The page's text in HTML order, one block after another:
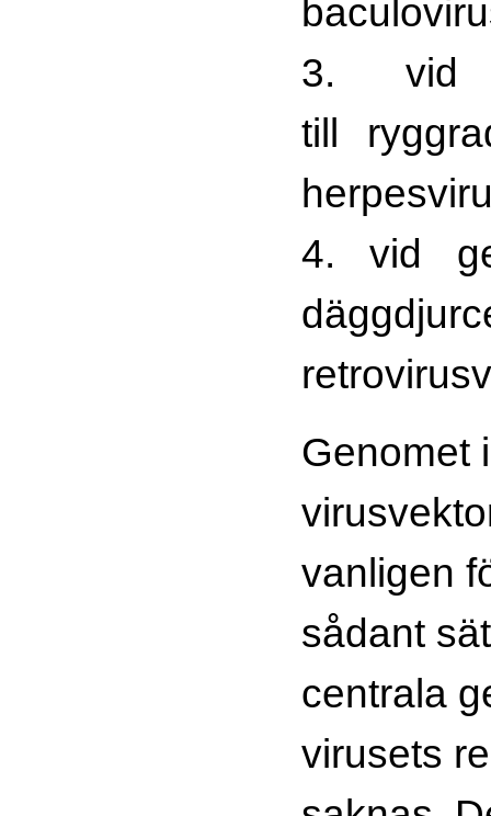
3. vid
till
4. vid
Genomet i
vanligen
sådant
centrala
virusets